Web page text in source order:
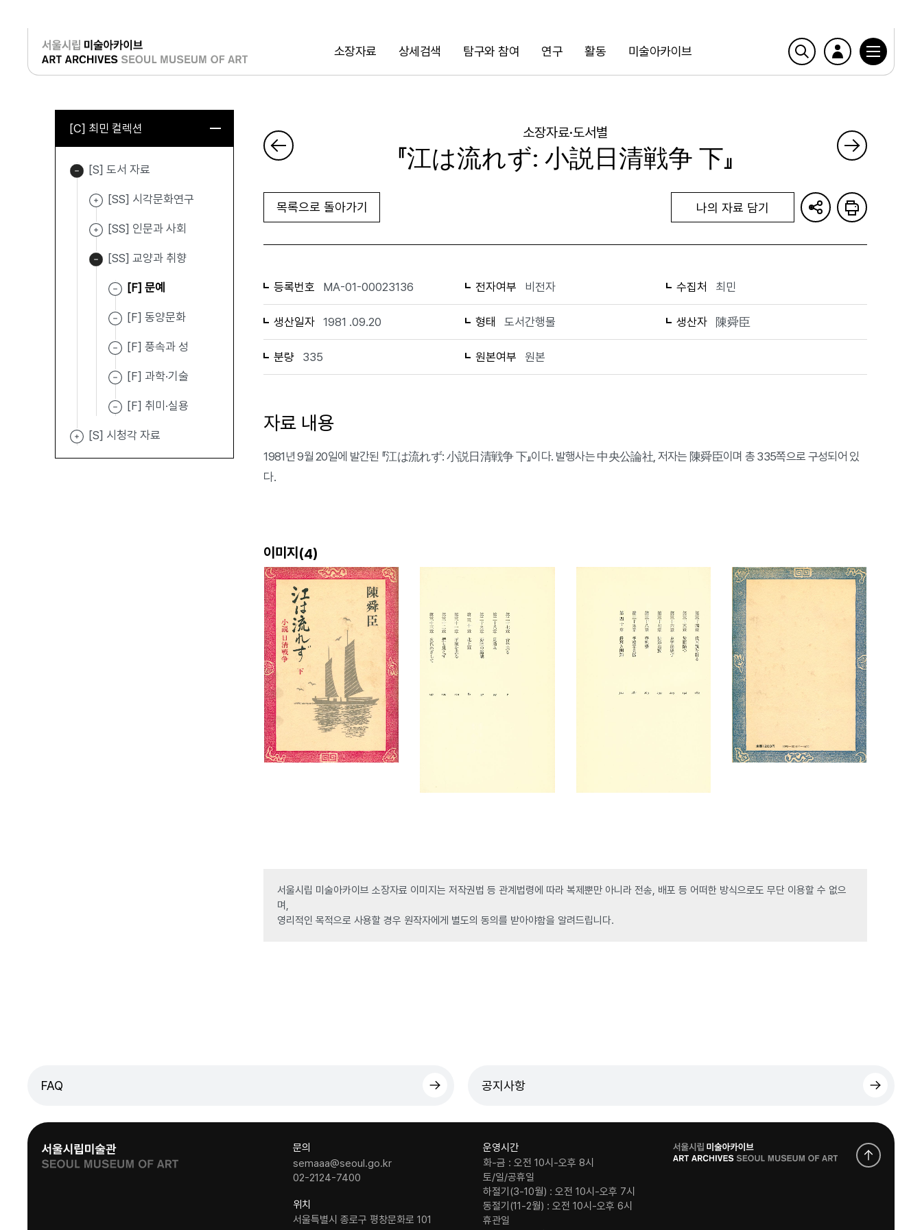
소장자료 상세검색 탐구와 참여 연구 활동 미술아카이브
검색
로그인
[C] 최민 컬렉션
[S] 도서 자료
[SS] 시각문화연구
[SS] 인문과 사회
[SS] 교양과 취향
[F] 문예
[F] 동양문화
[F] 풍속과 성
[F] 과학·기술
[F] 취미·실용
[S] 시청각 자료
소장자료·도서별
『江は流れず: 小説日清戦争 下』
목록으로 돌아가기 나의 자료 담기
등록번호 MA-01-00023136 전자여부 비전자 수집처 최민
생산일자 1981 .09.20 형태 도서간행물 생산자 陳舜臣
분량 335 원본여부 원본
자료 내용
1981년 9월 20일에 발간된 『江は流れず: 小説日清戦争 下』이다. 발행사는 中央公論社, 저자는 陳舜臣이며 총 335쪽으로 구성되어 있
다.
이미지(4)
서울시립 미술아카이브 소장자료 이미지는 저작권법 등 관계법령에 따라 복제뿐만 아니라 전송, 배포 등 어떠한 방식으로도 무단 이용할 수 없으
며,
영리적인 목적으로 사용할 경우 원작자에게 별도의 동의를 받아야함을 알려드립니다.
FAQ 공지사항
문의
semaaa@seoul.go.kr
02-2124-7400
위치
서울특별시 종로구 평창문화로 101
운영시간
화-금 : 오전 10시-오후 8시
토/일/공휴일
하절기(3-10월) : 오전 10시-오후 7시
동절기(11-2월) : 오전 10시-오후 6시
휴관일
로
고